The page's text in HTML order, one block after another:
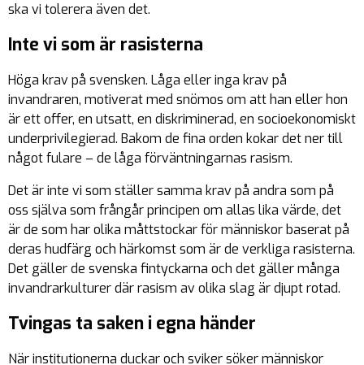
ska vi tolerera även det.
Inte vi som är rasisterna
Höga krav på svensken. Låga eller inga krav på
invandraren, motiverat med snömos om att han eller hon
är ett offer, en utsatt, en diskriminerad, en socioekonomiskt
underprivilegierad. Bakom de fina orden kokar det ner till
något fulare – de låga förväntningarnas rasism.
Det är inte vi som ställer samma krav på andra som på
oss själva som frångår principen om allas lika värde, det
är de som har olika måttstockar för människor baserat på
deras hudfärg och härkomst som är de verkliga rasisterna.
Det gäller de svenska fintyckarna och det gäller många
invandrarkulturer där rasism av olika slag är djupt rotad.
Tvingas ta saken i egna händer
När institutionerna duckar och sviker söker människor